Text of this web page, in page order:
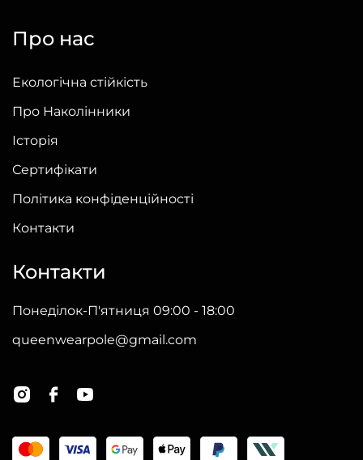
Про нас
Екологічна стійкість
Про Наколінники
Історія
Сертифікати
Політика конфіденційності
Контакти
Контакти
Понеділок-П'ятниця 09:00 - 18:00
queenwearpole@gmail.com